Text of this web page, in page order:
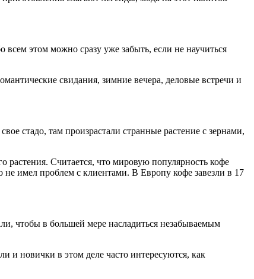
этом можно сразу уже забыть, если не научиться
свидания, зимние вечера, деловые встречи и
стадо, там произрастали странные растение с зернами,
растения. Считается, что мировую популярность кофе
не имел проблем с клиентами. В Европу кофе завезли в 17
чтобы в большей мере насладиться незабываемым
и новички в этом деле часто интересуются, как